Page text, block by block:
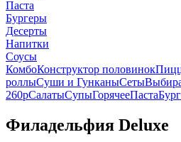
Паста
Бургеры
Десерты
Напитки
Соусы
КомбоКонструктор половинок
роллыСуши и ГунканыСеты
260рСалатыСупыГорячееПаста
Филадельфия Deluxe